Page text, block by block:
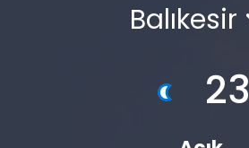
Balıkesir
23